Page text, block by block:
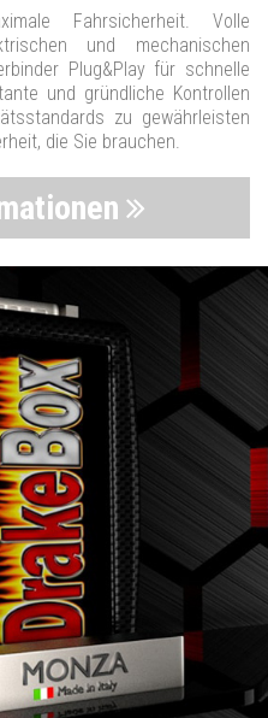
Fahrsicherheit. Volle
und mechanischen
Plug&Play für schnelle
und gründliche Kontrollen
zu gewährleisten
die Sie brauchen.